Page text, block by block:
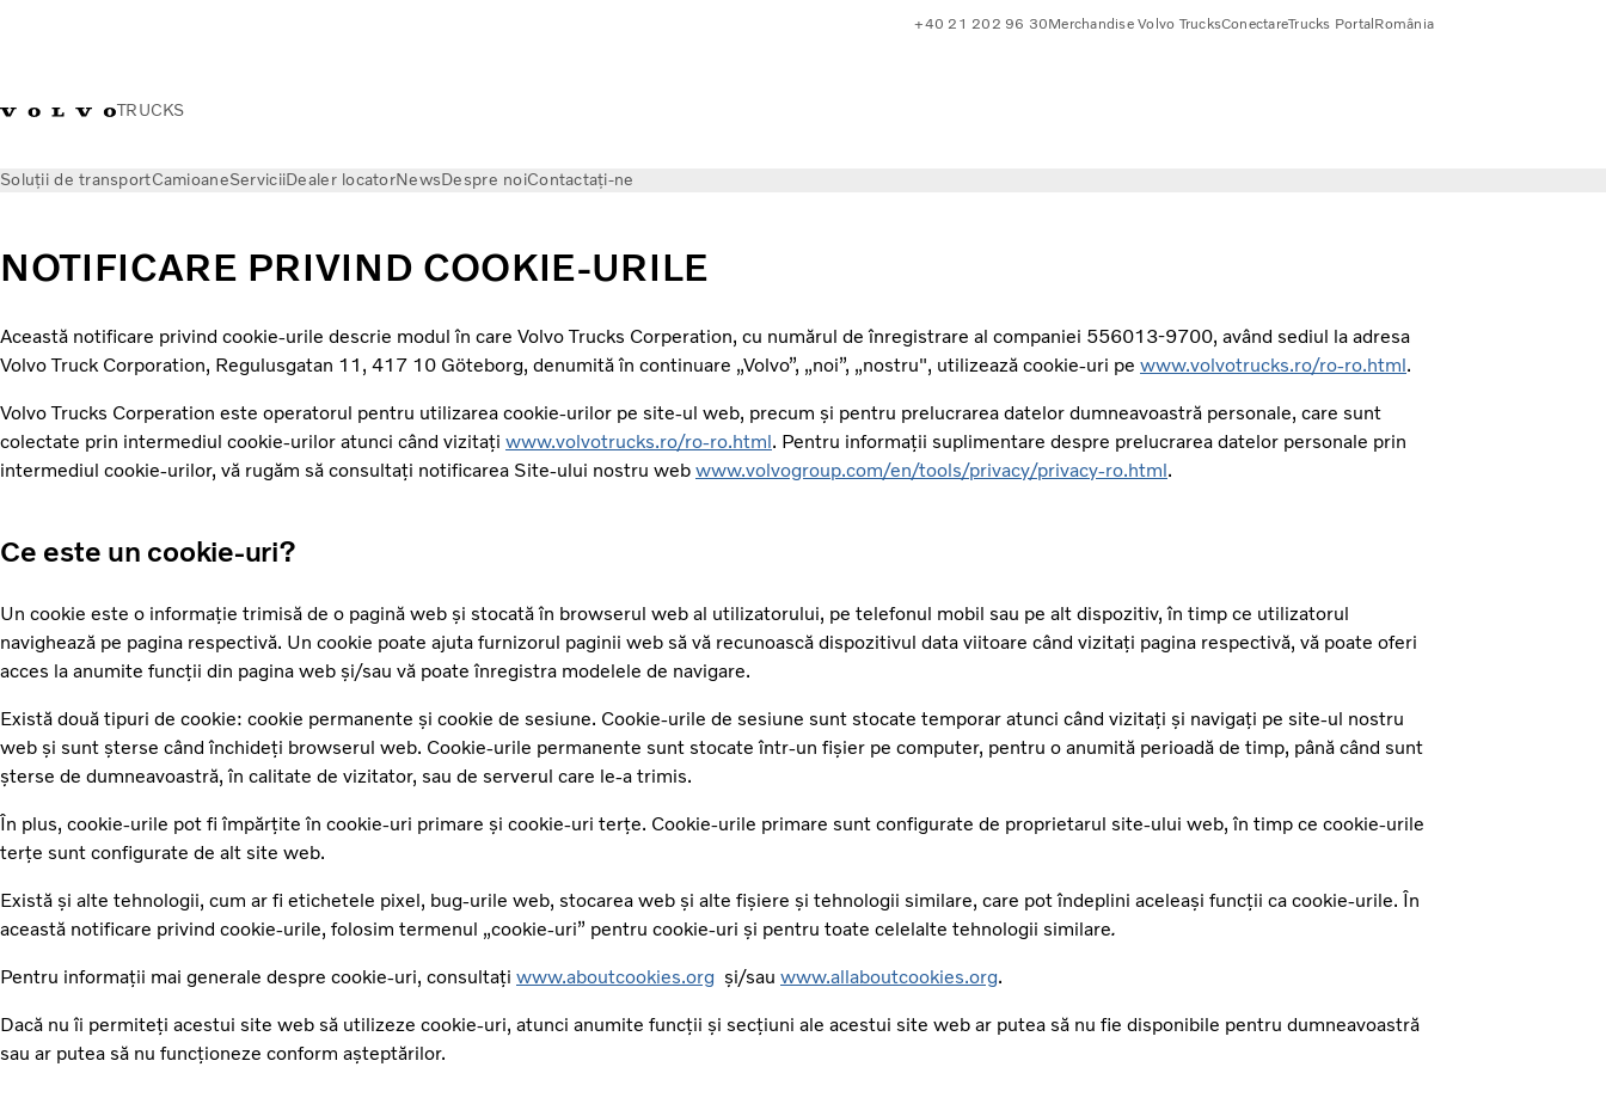
TRUCKS
+40 21 202 96 30Merchandise Volvo TrucksConectareTrucks Portal România
Soluții de transportCamioaneServiciiDealer locatorNewsDespre noiContactați-ne
NOTIFICARE PRIVIND COOKIE-URILE
Această notificare privind cookie-urile descrie modul în care Volvo Trucks Corperation, cu numărul de înregistrare al companiei 556013-9700, având sediul la adresa
Volvo Truck Corporation, Regulusgatan 11, 417 10 Göteborg, denumită în continuare „Volvo”, „noi”, „nostru", utilizează cookie-uri pe www.volvotrucks.ro/ro-ro.html.
Volvo Trucks Corperation este operatorul pentru utilizarea cookie-urilor pe site-ul web, precum și pentru prelucrarea datelor dumneavoastră personale, care sunt
colectate prin intermediul cookie-urilor atunci când vizitați www.volvotrucks.ro/ro-ro.html. Pentru informații suplimentare despre prelucrarea datelor personale prin
intermediul cookie-urilor, vă rugăm să consultați notificarea Site-ului nostru web www.volvogroup.com/en/tools/privacy/privacy-ro.html.
Ce este un cookie-uri?
Un cookie este o informație trimisă de o pagină web și stocată în browserul web al utilizatorului, pe telefonul mobil sau pe alt dispozitiv, în timp ce utilizatorul
navighează pe pagina respectivă. Un cookie poate ajuta furnizorul paginii web să vă recunoască dispozitivul data viitoare când vizitați pagina respectivă, vă poate oferi
acces la anumite funcții din pagina web și/sau vă poate înregistra modelele de navigare.
Există două tipuri de cookie: cookie permanente și cookie de sesiune. Cookie-urile de sesiune sunt stocate temporar atunci când vizitați și navigați pe site-ul nostru
web și sunt șterse când închideți browserul web. Cookie-urile permanente sunt stocate într-un fișier pe computer, pentru o anumită perioadă de timp, până când sunt
șterse de dumneavoastră, în calitate de vizitator, sau de serverul care le-a trimis.
În plus, cookie-urile pot fi împărțite în cookie-uri primare și cookie-uri terțe. Cookie-urile primare sunt configurate de proprietarul site-ului web, în timp ce cookie-urile
terțe sunt configurate de alt site web.
Există și alte tehnologii, cum ar fi etichetele pixel, bug-urile web, stocarea web și alte fișiere și tehnologii similare, care pot îndeplini aceleași funcții ca cookie-urile. În
această notificare privind cookie-urile, folosim termenul „cookie-uri” pentru cookie-uri și pentru toate celelalte tehnologii similare.
Pentru informații mai generale despre cookie-uri, consultați www.aboutcookies.org și/sau www.allaboutcookies.org.
Dacă nu îi permiteți acestui site web să utilizeze cookie-uri, atunci anumite funcții și secțiuni ale acestui site web ar putea să nu fie disponibile pentru dumneavoastră
sau ar putea să nu funcționeze conform așteptărilor.